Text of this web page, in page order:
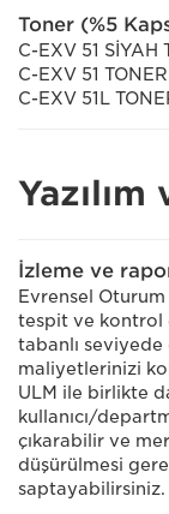
Toner (%5
C-EXV 51
C-EXV 51
C-EXV 51L
Yazılım
İzleme ve
Evrensel
tespit ve kontrol
tabanlı
maliyetlerinizi
ULM ile birlikte
kullanıcı/
çıkarabilir ve
düşürülmesi
saptayabilirsiniz.